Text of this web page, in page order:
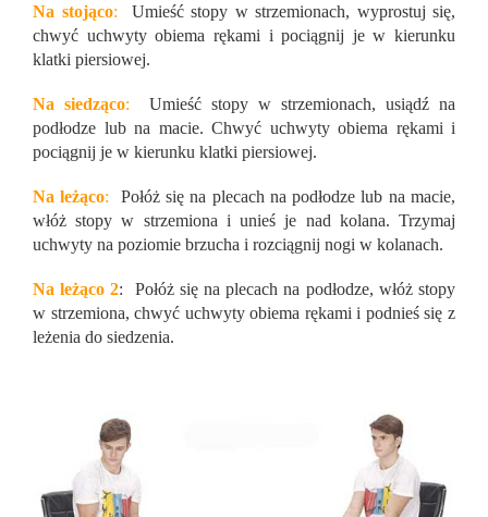
Na stojąco: Umieść stopy w strzemionach, wyprostuj się,
chwyć uchwyty obiema rękami i pociągnij je w kierunku
klatki piersiowej.
Na siedząco: Umieść stopy w strzemionach, usiądź na
podłodze lub na macie. Chwyć uchwyty obiema rękami i
pociągnij je w kierunku klatki piersiowej.
Na leżąco: Połóż się na plecach na podłodze lub na macie,
włóż stopy w strzemiona i unieś je nad kolana. Trzymaj
uchwyty na poziomie brzucha i rozciągnij nogi w kolanach.
Na leżąco 2: Połóż się na plecach na podłodze, włóż stopy
w strzemiona, chwyć uchwyty obiema rękami i podnieś się z
leżenia do siedzenia.